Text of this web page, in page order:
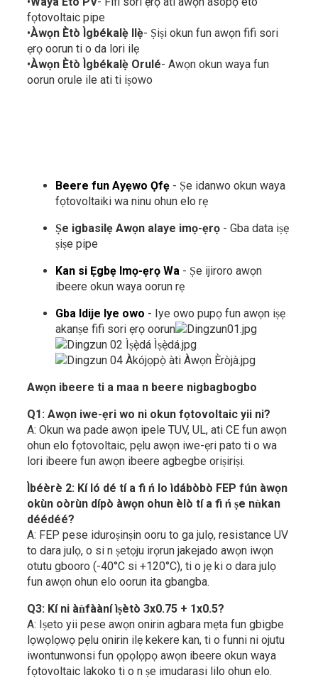
fọtovoltaic pipe
•Àwọn Ètò Ìgbékalẹ̀ Ilẹ̀- Ṣiṣi okun fun awọn fifi sori
ẹrọ oorun ti o da lori ilẹ
•Àwọn Ètò Ìgbékalẹ̀ Orulé- Awọn okun waya fun
oorun orule ile ati ti iṣowo
Beere fun Ayẹwo Ọfẹ- Ṣe idanwo okun waya
fọtovoltaiki wa ninu ohun elo rẹ
Ṣe igbasilẹ Awọn alaye imọ-ẹrọ- Gba data iṣẹ
ṣiṣe pipe
Kan si Ẹgbẹ Imọ-ẹrọ Wa - Ṣe ijiroro awọn
ibeere okun waya oorun rẹ
Gba Idije Iye owo - Iye owo pupọ fun awọn iṣẹ
akanṣe fifi sori ẹrọ oorun
Awọn ibeere ti a maa n beere nigbagbogbo
Q1: Awọn iwe-ẹri wo ni okun fọtovoltaic yii ni?
A: Okun wa pade awọn ipele TUV, UL, ati CE fun awọn
ohun elo fọtovoltaic, pẹlu awọn iwe-ẹri pato ti o wa
lori ibeere fun awọn ibeere agbegbe oriṣiriṣi.
Ìbéèrè 2: Kí ló dé tí a fi ń lo ìdábòbò FEP fún àwọn
okùn oòrùn dípò àwọn ohun èlò tí a fi ń ṣe nǹkan
déédéé?
A: FEP pese iduroṣinṣin ooru to ga julọ, resistance UV
to dara julọ, o si n ṣetọju irọrun jakejado awọn iwọn
otutu gbooro (-40°C si +120°C), ti o jẹ ki o dara julọ
fun awọn ohun elo oorun ita gbangba.
Q3: Kí ni àǹfààní ìṣètò 3x0.75 + 1x0.5?
A: Iṣeto yii pese awọn onirin agbara mẹta fun gbigbe
lọwọlọwọ pẹlu onirin ilẹ kekere kan, ti o funni ni ojutu
iwontunwonsi fun ọpọlọpọ awọn ibeere okun waya
fọtovoltaic lakoko ti o n ṣe imudarasi lilo ohun elo.